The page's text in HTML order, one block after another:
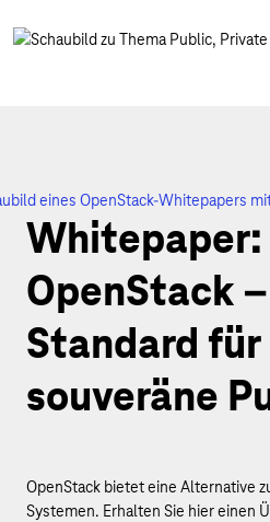
Whitepaper:
OpenStack
Standard für
souveräne
OpenStack bietet eine Alternative
Systemen. Erhalten Sie hier einen